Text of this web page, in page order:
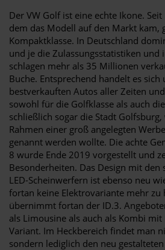
Der VW Golf ist eine echte Ikone.
dem das Modell auf den Markt kam,
Kompaktklasse. In Deutschland
und je die Zulassungsstatistiken und
schlagen mehr als 35 Millionen
Buche. Entsprechend handelt es
bestverkauften Autos aller Zeiten
sowohl für die Golfklasse als auch
schließlich sogar die Stadt
Rahmen einer groß angelegten
genannt werden wollte. Die achte
8 wurde Ende 2019 vorgestellt und
Besonderheiten. Das Design mit den
LED-Scheinwerfern ist ebenso neu
fortan keine Elektrovariante mehr zu
übernimmt fortan der ID.3.
als Limousine als auch als Kombi mit
Variant. Im Heckbereich findet man
sondern lediglich den neu gestalteten